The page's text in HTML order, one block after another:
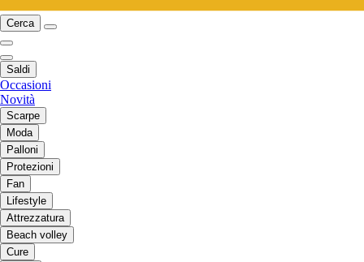
Cerca
Saldi
Occasioni
Novità
Scarpe
Moda
Palloni
Protezioni
Fan
Lifestyle
Attrezzatura
Beach volley
Cure